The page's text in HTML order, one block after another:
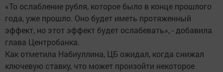
«То ослабление рубля, которое было в конце прошлого
года, уже прошло. Оно будет иметь протяженный
эффект, но этот эффект будет ослабевать», - добавила
глава Центробанка.
Как отметила Набиуллина, ЦБ ожидал, когда снижал
ключевую ставку, что может произойти некоторое